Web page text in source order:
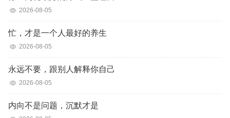
2026-08-05
忙，才是一个人最好的养生
2026-08-05
永远不要，跟别人解释你自己
2026-08-05
内向不是问题，沉默才是